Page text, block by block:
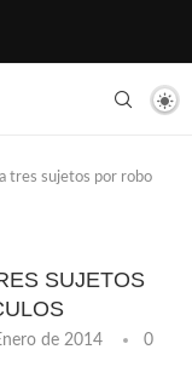
tres sujetos por robo
SUJETOS
de 2014
0